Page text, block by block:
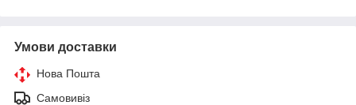
Умови доставки
Нова Пошта
Самовивіз